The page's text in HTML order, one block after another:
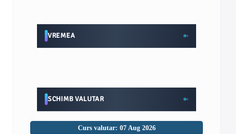
VREMEA
SCHIMB VALUTAR
Curs valutar: 07 Aug 2026